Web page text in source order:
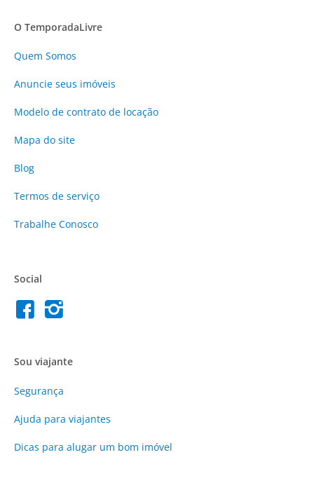
O TemporadaLivre
Quem Somos
Anuncie seus imóveis
Modelo de contrato de locação
Mapa do site
Blog
Termos de serviço
Trabalhe Conosco
Social
Sou viajante
Segurança
Ajuda para viajantes
Dicas para alugar um bom imóvel